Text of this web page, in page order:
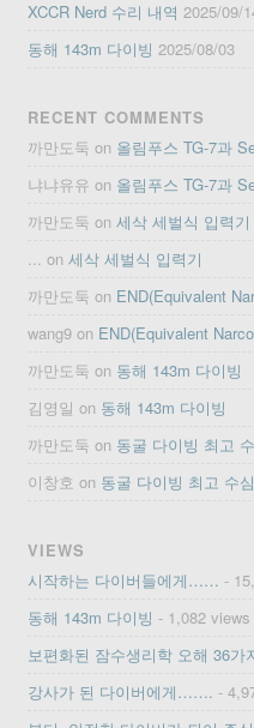
XCCR Nerd 수리 내역 2025/09/
동해 143m 다이빙 2025/08/03
RECENT COMMENTS
까만도둑 on 올림푸스 TG-7과
냐냐유유 on 올림푸스 TG-7과
까만도둑 on세삭 세벌식 입력기
... on세삭 세벌식 입력기
까만도둑 on END(Equivalent
wang9 on END(Equivalent
까만도둑 on 동해 143m 다이빙
김영일 on 동해 143m 다이빙
까만도둑 on 동굴 다이빙 최고
이창호 on 동굴 다이빙 최고 수
VIEWS
시작하는 다이버들에게…… -
동해 143m 다이빙 - 1,082 views
보편화된 잠수생리학 오해 36가
강사가 된 다이버에게……. -